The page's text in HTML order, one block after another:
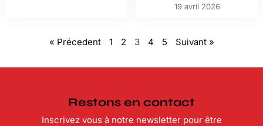
19 avril 2026
« Précedent 1 2 3 4 5 Suivant »
Restons en contact
Inscrivez vous à notre newsletter pour être